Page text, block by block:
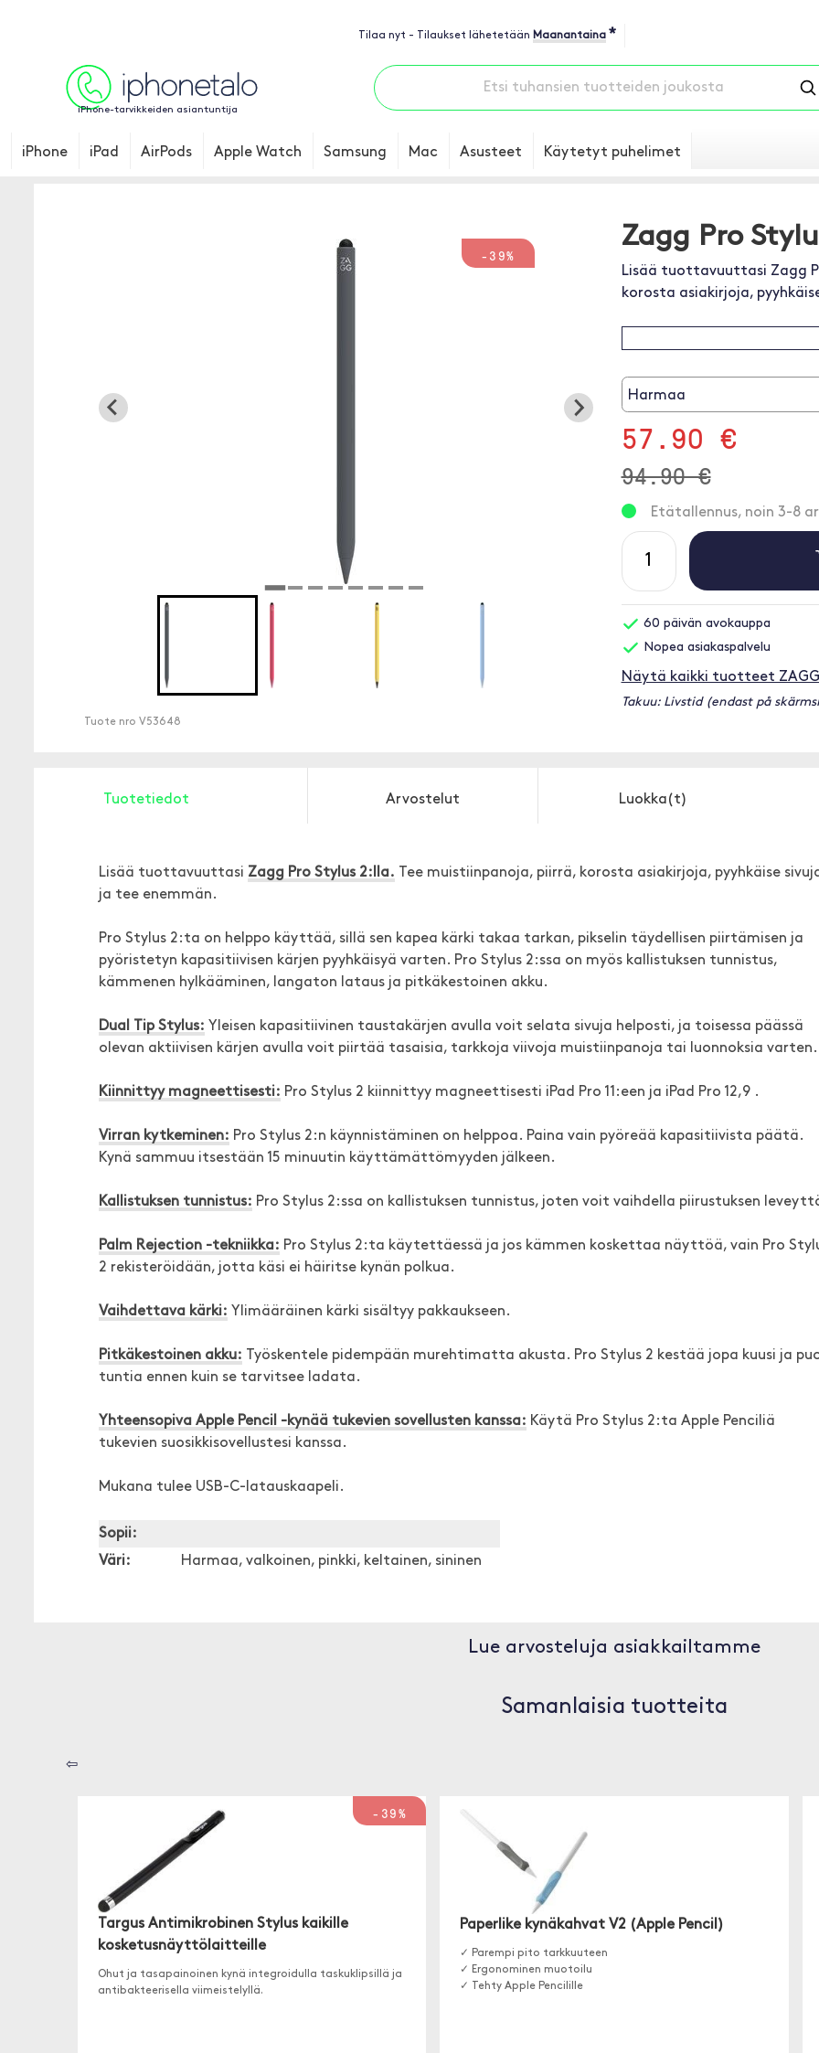
Tilaa nyt - Tilaukset lähetetään Maanantaina *
iPhone-tarvikkeiden asiantuntija
iPhone iPad AirPods Apple Watch Samsung Mac Asusteet Käytetyt puhelimet
-39%
Tuote nro V53648
Zagg Pro
Lisää tuottavuuttasi Zagg
korosta asiakirjoja,
Harmaa
57.90 €
94.90 €
Etätallennus, noin 3-8
60 päivän avokauppa
Nopea asiakaspalvelu
Näytä kaikki tuotteet ZAGG
Takuu: Livstid (endast på
Tuotetiedot Arvostelut Luokka(t)
Lisää tuottavuuttasi Zagg Pro Stylus 2:lla. Tee muistiinpanoja, piirrä, korosta asiakirjoja, pyyhkäise
ja tee enemmän.
Pro Stylus 2:ta on helppo käyttää, sillä sen kapea kärki takaa tarkan, pikselin täydellisen piirtämisen ja
pyöristetyn kapasitiivisen kärjen pyyhkäisyä varten. Pro Stylus 2:ssa on myös kallistuksen tunnistus,
kämmenen hylkääminen, langaton lataus ja pitkäkestoinen akku.
Dual Tip Stylus: Yleisen kapasitiivinen taustakärjen avulla voit selata sivuja helposti, ja toisessa päässä
olevan aktiivisen kärjen avulla voit piirtää tasaisia, tarkkoja viivoja muistiinpanoja tai luonnoksia varten.
Kiinnittyy magneettisesti: Pro Stylus 2 kiinnittyy magneettisesti iPad Pro 11:een ja iPad Pro 12,9 .
Virran kytkeminen: Pro Stylus 2:n käynnistäminen on helppoa. Paina vain pyöreää kapasitiivista päätä.
Kynä sammuu itsestään 15 minuutin käyttämättömyyden jälkeen.
Kallistuksen tunnistus: Pro Stylus 2:ssa on kallistuksen tunnistus, joten voit vaihdella piirustuksen
Palm Rejection -tekniikka: Pro Stylus 2:ta käytettäessä ja jos kämmen koskettaa näyttöä, vain Pro
2 rekisteröidään, jotta käsi ei häiritse kynän polkua.
Vaihdettava kärki: Ylimääräinen kärki sisältyy pakkaukseen.
Pitkäkestoinen akku: Työskentele pidempään murehtimatta akusta. Pro Stylus 2 kestää jopa kuusi ja
tuntia ennen kuin se tarvitsee ladata.
Yhteensopiva Apple Pencil -kynää tukevien sovellusten kanssa: Käytä Pro Stylus 2:ta Apple Penciliä
tukevien suosikkisovellustesi kanssa.
Mukana tulee USB-C-latauskaapeli.
Sopii:
Väri:
Harmaa, valkoinen, pinkki, keltainen, sininen
Lue arvosteluja asiakkailtamme
Samanlaisia tuotteita
⇦
-39%
Targus Antimikrobinen Stylus kaikille
kosketusnäyttölaitteille
Ohut ja tasapainoinen kynä integroidulla taskuklipsillä ja
antibakteerisella viimeistelyllä.
Paperlike kynäkahvat V2 (Apple Pencil)
✓ Parempi pito tarkkuuteen
✓ Ergonominen muotoilu
✓ Tehty Apple Pencilille